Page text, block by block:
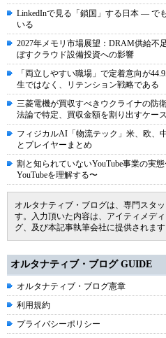
LinkedInで見る「鎖国」する日本 ― で
いる
2027年メモリ市場展望：DRAM供給不
ぼすクラウド設備投資への影響
「両立しやすい職場」で定着意向が
生ではなく、リテンション戦略である
三菱電機が買収すべきウクライナの防
法論で特定、買収金額を割り出すケー
フィジカルAI「物流テック」米、欧、
とプレイヤーまとめ
割と知られていないYouTube事業の実
YouTubeを理解する〜
オルタナティブ・ブログは、専門スタ
す。入力頂いた内容は、アイティメデ
グ、及び本記事執筆会社に提供されます
オルタナティブ・ブログ GUIDE
オルタナティブ・ブログ憲章
利用規約
プライバシーポリシー